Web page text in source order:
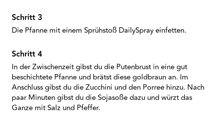
Die Pfanne mit einem Sprühstoß DailySpray einfetten.
In der Zwischenzeit gibst du die Putenbrust in eine gut
beschichtete Pfanne und brätst diese goldbraun an. Im
Anschluss gibst du die Zucchini und den Porree hinzu. Nach
paar Minuten gibst du die Sojasoße dazu und würzt das
Ganze mit Salz und Pfeffer.